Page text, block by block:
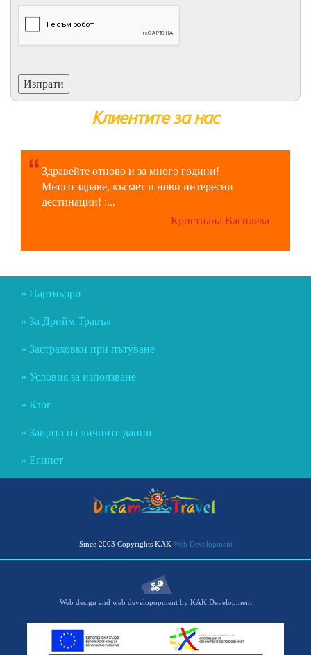
Клиентите за нас
Здравейте отново и за много години!
Много здраве, късмет и нови интересни
дестинации! :...
Кристиана Василева
Партньори
За Дрийм Травъл
Застраховки при пътуване
Условия за използване
Блог
Защита на личните данни
Египет
Since 2003 Copyrights KAK Web Development
Web design and web developopment by KAK Development